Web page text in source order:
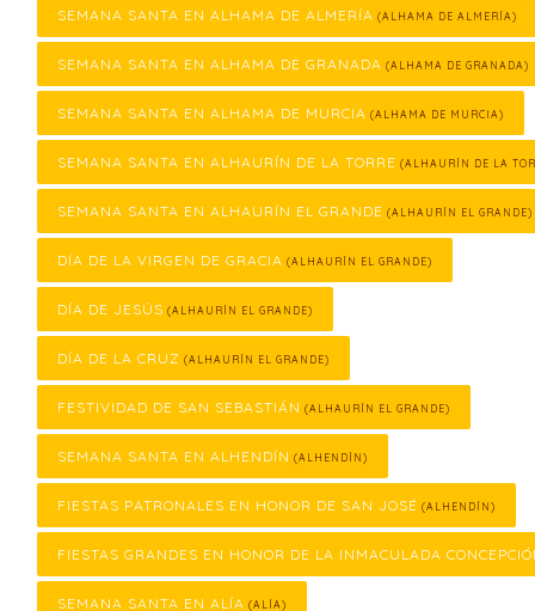
SEMANA SANTA EN ALHAMA DE ALMERÍA (ALHAMA DE ALMERÍA)
SEMANA SANTA EN ALHAMA DE GRANADA (ALHAMA DE GRANADA)
SEMANA SANTA EN ALHAMA DE MURCIA (ALHAMA DE MURCIA)
SEMANA SANTA EN ALHAURÍN DE LA TORRE (ALHAURÍN DE LA
SEMANA SANTA EN ALHAURÍN EL GRANDE (ALHAURÍN EL GRANDE)
DÍA DE LA VIRGEN DE GRACIA (ALHAURÍN EL GRANDE)
DÍA DE JESÚS (ALHAURÍN EL GRANDE)
DÍA DE LA CRUZ (ALHAURÍN EL GRANDE)
FESTIVIDAD DE SAN SEBASTIÁN (ALHAURÍN EL GRANDE)
SEMANA SANTA EN ALHENDÍN (ALHENDÍN)
FIESTAS PATRONALES EN HONOR DE SAN JOSÉ (ALHENDÍN)
FIESTAS GRANDES EN HONOR DE LA INMACULADA
SEMANA SANTA EN ALÍA (ALÍA)